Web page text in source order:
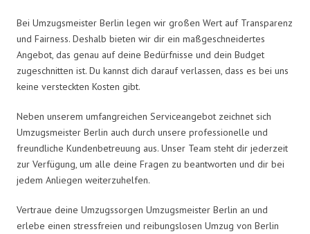
Bei Umzugsmeister Berlin legen wir großen Wert auf Transparenz
und Fairness. Deshalb bieten wir dir ein maßgeschneidertes
Angebot, das genau auf deine Bedürfnisse und dein Budget
zugeschnitten ist. Du kannst dich darauf verlassen, dass es bei uns
keine versteckten Kosten gibt.
Neben unserem umfangreichen Serviceangebot zeichnet sich
Umzugsmeister Berlin auch durch unsere professionelle und
freundliche Kundenbetreuung aus. Unser Team steht dir jederzeit
zur Verfügung, um alle deine Fragen zu beantworten und dir bei
jedem Anliegen weiterzuhelfen.
Vertraue deine Umzugssorgen Umzugsmeister Berlin an und
erlebe einen stressfreien und reibungslosen Umzug von Berlin